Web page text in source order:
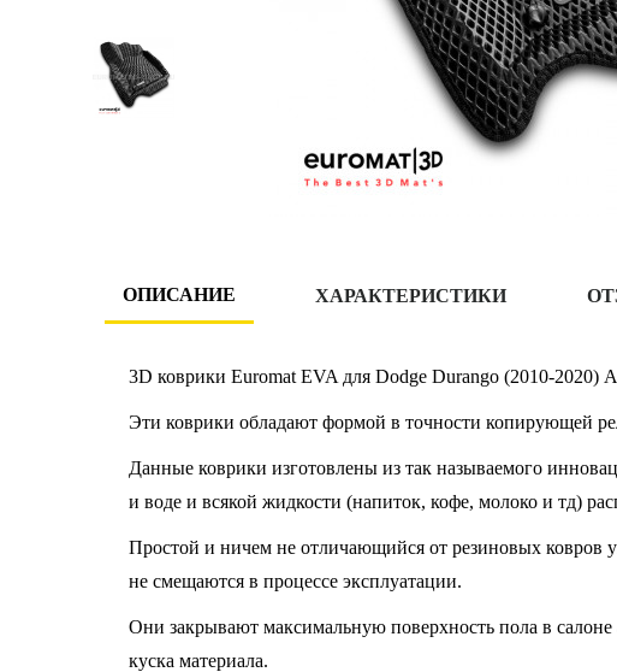
ОПИСАНИЕ ХАРАКТЕРИСТИКИ
3D коврики Euromat EVA для Dodge Durango (2010-2020)
Эти коврики обладают формой в точности копирующей
Данные коврики изготовлены из так называемого
и воде и всякой жидкости (напиток, кофе, молоко и тд)
Простой и ничем не отличающийся от резиновых ковров
не смещаются в процессе эксплуатации.
Они закрывают максимальную поверхность пола в
куска материала.